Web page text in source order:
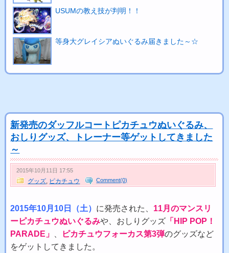
USUMの教え技が判明！！
等身大グレイシアぬいぐるみ届きました～☆
新発売のダッフルコートピカチュウぬいぐるみ、
おしりグッズ、トレーナー等ゲットしてきました
～
2015年10月11日 17:55
グッズ, ピカチュウ Comment(0)
2015年10月10日（土） に発売された、 11月のマンスリ
ーピカチュウぬいぐるみや、おしりグッズ 「HIP POP！
PARADE」
ピカチュウフォーカス第3弾のグッズなど
をゲットしてきました。